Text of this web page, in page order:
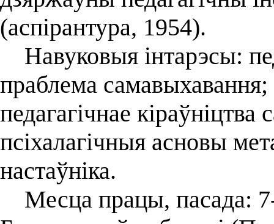
(аспірантура, 1954).
Навуковыя інтарэсы:
праблема самавыхавання;
педагагічнае
псіхалагічныя асновы
настаўніка.
Месца працы, пасада: